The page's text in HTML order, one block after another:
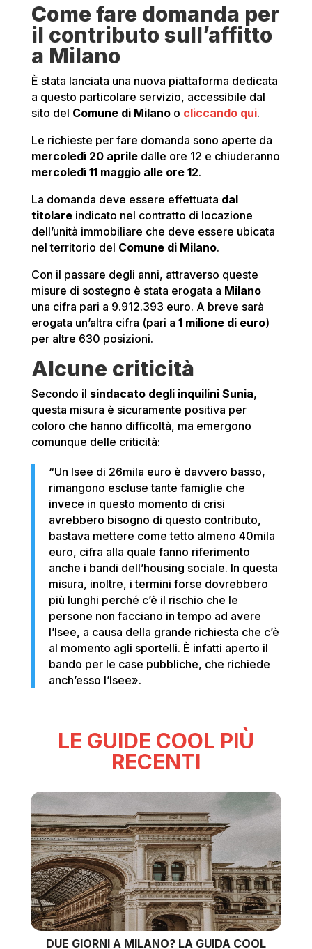
Come fare domanda per
il contributo sull’affitto
a Milano
È stata lanciata una nuova piattaforma dedicata
a questo particolare servizio, accessibile dal
sito del Comune di Milanoo cliccando qui.
Le richieste per fare domanda sono aperte da
mercoledì 20 apriledalle ore 12 e chiuderanno
mercoledì 11 maggio alle ore 12.
La domanda deve essere effettuata dal
titolareindicato nel contratto di locazione
dell’unità immobiliare che deve essere ubicata
nel territorio del Comune di Milano.
Con il passare degli anni, attraverso queste
misure di sostegno è stata erogata a Milano
una cifra pari a 9.912.393 euro. A breve sarà
erogata un’altra cifra (pari a 1 milione di euro)
per altre 630 posizioni.
Alcune criticità
Secondo il sindacato degli inquilini Sunia,
questa misura è sicuramente positiva per
coloro che hanno difficoltà, ma emergono
comunque delle criticità:
“Un Isee di 26mila euro è davvero basso,
rimangono escluse tante famiglie che
invece in questo momento di crisi
avrebbero bisogno di questo contributo,
bastava mettere come tetto almeno 40mila
euro, cifra alla quale fanno riferimento
anche i bandi dell’housing sociale. In questa
misura, inoltre, i termini forse dovrebbero
più lunghi perché c’è il rischio che le
persone non facciano in tempo ad avere
l’Isee, a causa della grande richiesta che c’è
al momento agli sportelli. È infatti aperto il
bando per le case pubbliche, che richiede
anch’esso l’Isee».
LE GUIDE COOL PIÙ
RECENTI
DUE GIORNI A MILANO? LA GUIDA COOL